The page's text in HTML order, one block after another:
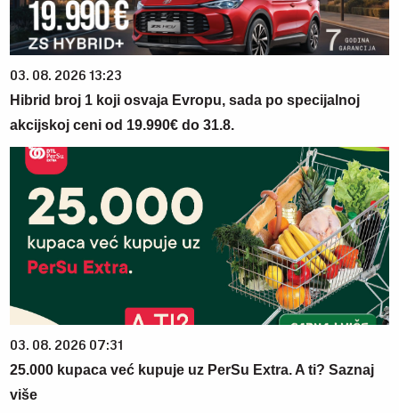
03. 08. 2026 13:23
Hibrid broj 1 koji osvaja Evropu, sada po specijalnoj
akcijskoj ceni od 19.990€ do 31.8.
03. 08. 2026 07:31
25.000 kupaca već kupuje uz PerSu Extra. A ti? Saznaj
više